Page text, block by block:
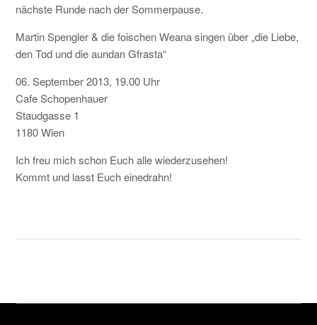
nächste Runde nach der Sommerpause.
Martin Spengler & die foischen Weana singen über „die Liebe,
den Tod und die aundan Gfrasta“
06. September 2013, 19.00 Uhr
Cafe Schopenhauer
Staudgasse 1
1180 Wien
Ich freu mich schon Euch alle wiederzusehen!
Kommt und lasst Euch einedrahn!